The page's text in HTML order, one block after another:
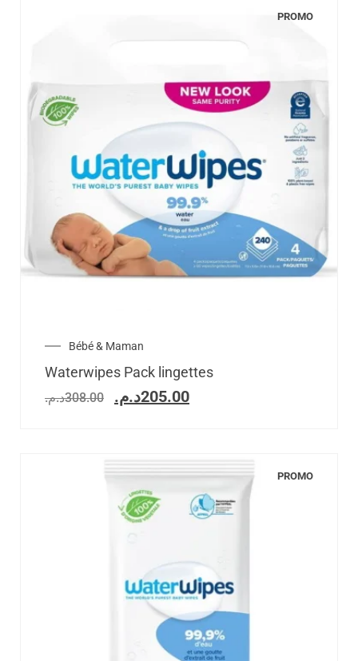
PROMO
Bébé & Maman
Waterwipes Pack lingettes
308.00د.م. 205.00د.م.
PROMO